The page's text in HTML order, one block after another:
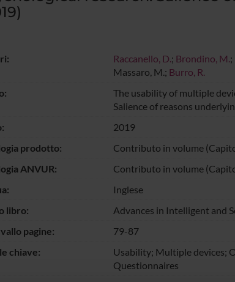
Raccanello, D.; Brondino, M.;
Massaro, M.; Burro, R.
The usability of multiple
Salience of reasons
2019
prodotto:
Contributo in volume
ANVUR:
Contributo in volume
Inglese
libro:
Advances in Intelligent and
pagine:
79-87
chiave:
Usability; Multiple devices;
Questionnaires